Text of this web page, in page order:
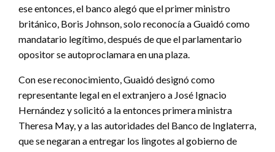
ese entonces, el banco alegó que el primer ministro
británico, Boris Johnson, solo reconocía a Guaidó como
mandatario legítimo, después de que el parlamentario
opositor se autoproclamara en una plaza.
Con ese reconocimiento, Guaidó designó como
representante legal en el extranjero a José Ignacio
Hernández y solicitó a la entonces primera ministra
Theresa May, y a las autoridades del Banco de Inglaterra,
que se negaran a entregar los lingotes al gobierno de